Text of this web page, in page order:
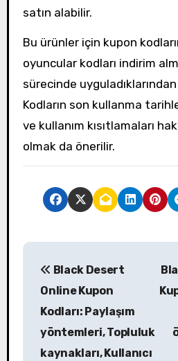
satın alabilir.
Bu ürünler için kupon
oyuncular kodları indirim
sürecinde uyguladıklarından
Kodların son kullanma
ve kullanım kısıtlamaları
olmak da önerilir.
P
Black Desert
Online Kupon
Kodları: Paylaşım
yöntemleri, Topluluk
kaynakları, Kullanıcı